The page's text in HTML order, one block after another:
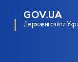
GOV.UA
Державні сайти